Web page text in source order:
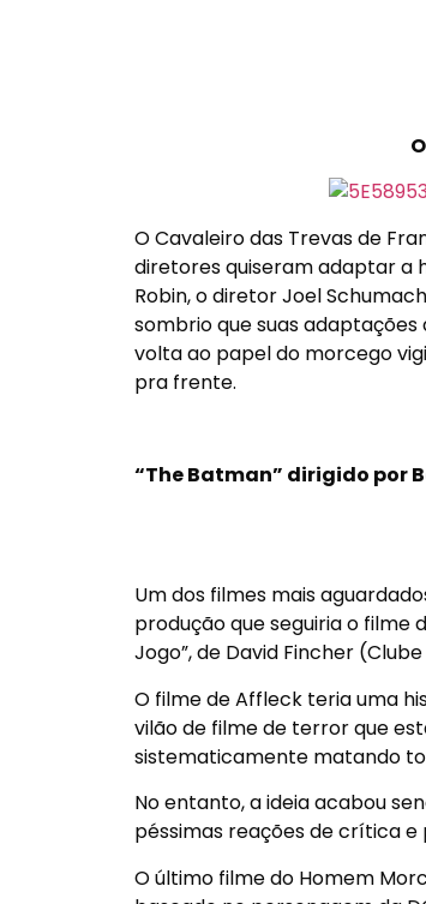
O Cavaleiro das Trevas de
diretores quiseram adaptar a
Robin, o diretor Joel
sombrio que suas
volta ao papel do morcego
pra frente.
“The Batman” dirigido por
Um dos filmes mais
produção que seguiria o filme
Jogo”, de David Fincher
O filme de Affleck teria uma
vilão de filme de terror que
sistematicamente matando
No entanto, a ideia acabou
péssimas reações de crítica e
O último filme do Homem